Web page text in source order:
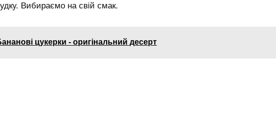
Вибираємо на свій смак.
цукерки - оригінальний десерт